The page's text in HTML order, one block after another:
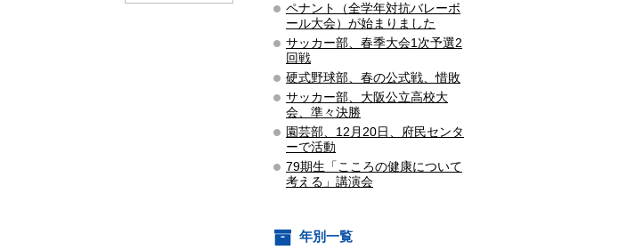
ペナント（全学年対抗バレーボ
ール大会）が始まりました
サッカー部、春季大会1次予選2
回戦
硬式野球部、春の公式戦、惜敗
サッカー部、大阪公立高校大
会、準々決勝
園芸部、12月20日、府民センタ
ーで活動
79期生「こころの健康について
考える」講演会
年別一覧